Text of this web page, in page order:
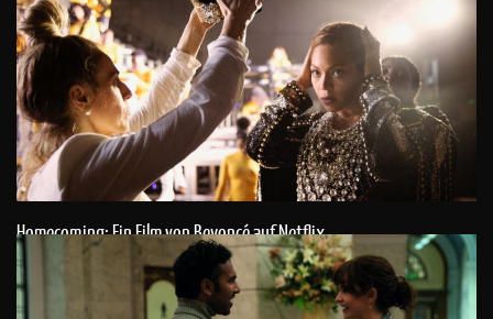
Homecoming: Ein Film von Beyoncé auf Netflix